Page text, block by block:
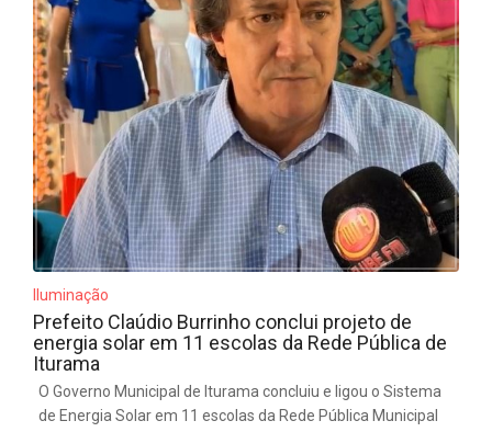
Iluminação
Prefeito Claúdio Burrinho conclui projeto de
energia solar em 11 escolas da Rede Pública de
Iturama
O Governo Municipal de Iturama concluiu e ligou o Sistema
de Energia Solar em 11 escolas da Rede Pública Municipal